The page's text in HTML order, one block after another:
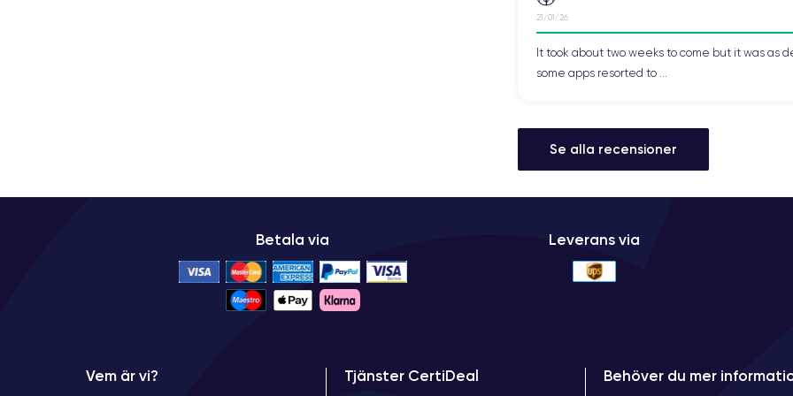
21/01/26
It took about two weeks to come but it was as
some apps resorted to ...
Se alla recensioner
Betala via Leverans via
Vem är vi? Tjänster CertiDeal Behöver du mer